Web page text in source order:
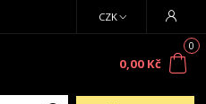
CZK
0
0,00 Kč